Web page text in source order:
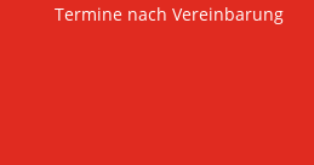
Termine nach Vereinbarung